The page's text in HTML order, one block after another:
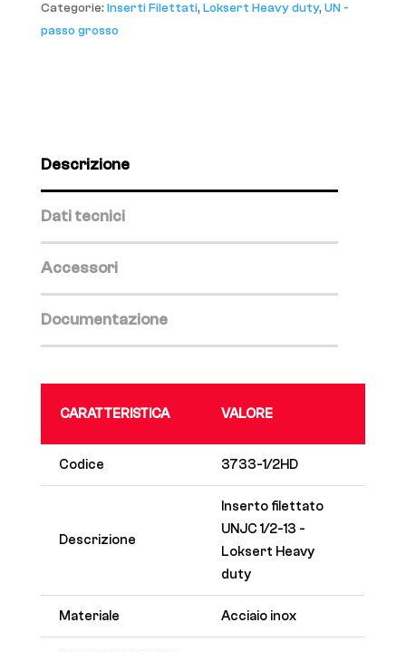
Categorie: Inserti Filettati, Loksert Heavy duty, UN -
passo grosso
Descrizione
Dati tecnici
Accessori
Documentazione
CARATTERISTICA VALORE
Codice 3733-1/2HD
Descrizione
Inserto filettato
UNJC 1/2-13 -
Loksert Heavy
duty
Materiale Acciaio inox